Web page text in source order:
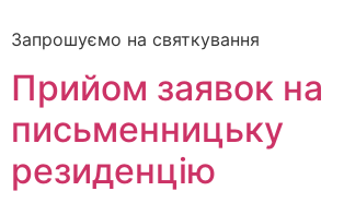
Запрошуємо на святкування
Прийом заявок на
письменницьку
резиденцію